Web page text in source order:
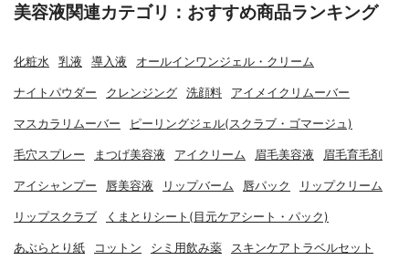
美容液関連カテゴリ：おすすめ商品ランキング
化粧水 乳液 導入液 オールインワンジェル・クリーム
ナイトパウダー クレンジング 洗顔料 アイメイクリムーバー
マスカラリムーバー ピーリングジェル(スクラブ・ゴマージュ)
毛穴スプレー まつげ美容液 アイクリーム 眉毛美容液 眉毛育毛剤
アイシャンプー 唇美容液 リップバーム 唇パック リップクリーム
リップスクラブ くまとりシート(目元ケアシート・パック)
あぶらとり紙 コットン シミ用飲み薬 スキンケアトラベルセット